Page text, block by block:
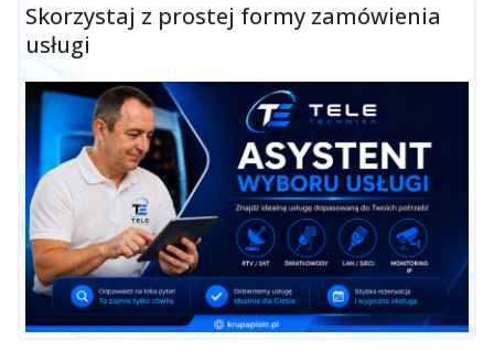
Skorzystaj z prostej formy zamówienia
usługi